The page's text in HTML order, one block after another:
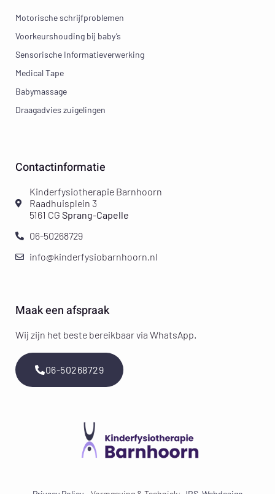
Motorische schrijfproblemen
Voorkeurshouding bij baby’s
Sensorische Informatieverwerking
Medical Tape
Babymassage
Draagadvies zuigelingen
Contactinformatie
Kinderfysiotherapie Barnhoorn
Raadhuisplein 3
5161 CG Sprang-Capelle
06-50268729
info@kinderfysiobarnhoorn.nl
Maak een afspraak
Wij zijn het beste bereikbaar via WhatsApp.
06-50268729